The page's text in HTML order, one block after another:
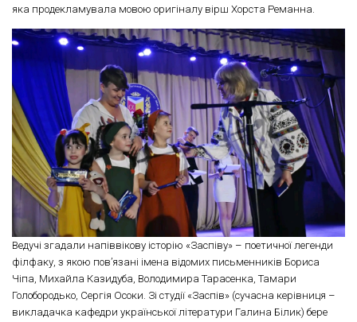
яка продекламувала мовою оригіналу вірш Хорста Реманна.
Ведучі згадали напіввікову історію «Заспіву» – поетичної легенди
філфаку, з якою пов’язані імена відомих письменників Бориса
Чіпа, Михайла Казидуба, Володимира Тарасенка, Тамари
Голобородько, Сергія Осоки. Зі студії «Заспів» (сучасна керівниця –
викладачка кафедри української літератури Галина Білик) бере